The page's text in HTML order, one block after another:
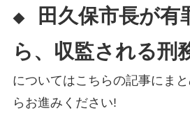
◆
田久保市長が有
ら、収監される刑
についてはこちらの記事にま
らお進みください!